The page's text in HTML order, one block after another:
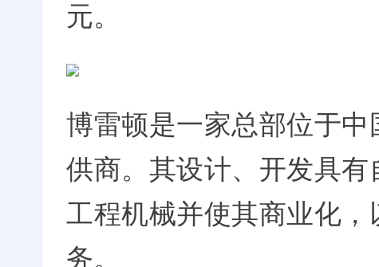
元。
博雷顿是一家总部位于
供商。其设计、开发具
工程机械并使其商业化，
务。